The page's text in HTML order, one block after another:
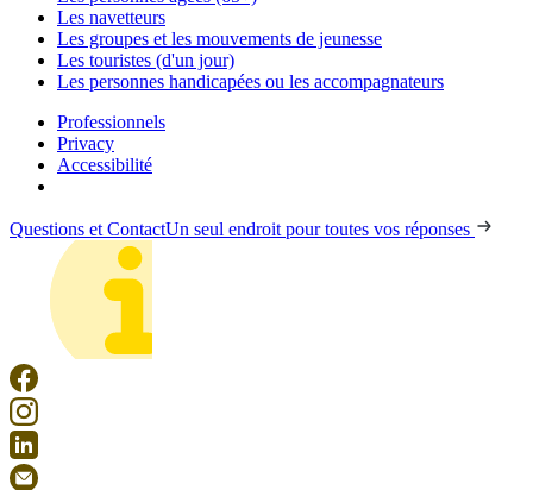
Les navetteurs
Les groupes et les mouvements de jeunesse
Les touristes (d'un jour)
Les personnes handicapées ou les accompagnateurs
Professionnels
Privacy
Accessibilité
Questions et ContactUn seul endroit pour toutes vos réponses